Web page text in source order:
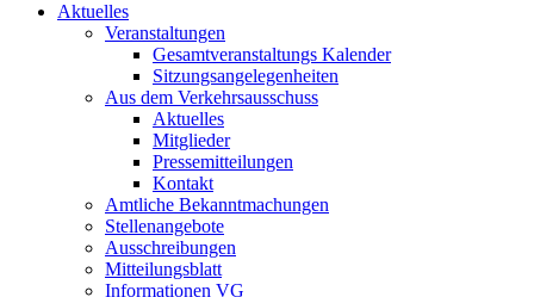
Aktuelles
Veranstaltungen
Gesamtveranstaltungs Kalender
Sitzungsangelegenheiten
Aus dem Verkehrsausschuss
Aktuelles
Mitglieder
Pressemitteilungen
Kontakt
Amtliche Bekanntmachungen
Stellenangebote
Ausschreibungen
Mitteilungsblatt
Informationen VG